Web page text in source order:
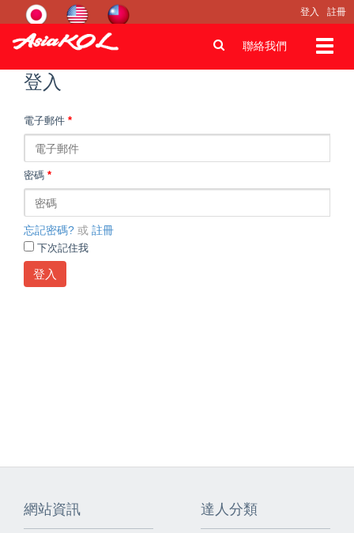
登入 註冊
聯絡我們
登入
電子郵件 *
密碼 *
忘記密碼? 或 註冊
下次記住我
登入
網站資訊 達人分類